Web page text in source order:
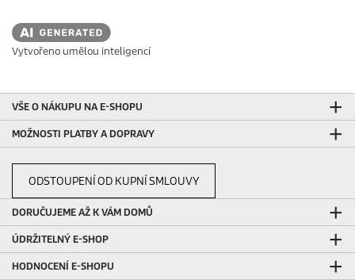
Vytvořeno umělou inteligencí
VŠE O NÁKUPU NA E-SHOPU
MOŽNOSTI PLATBY A DOPRAVY
ODSTOUPENÍ OD KUPNÍ SMLOUVY
DORUČUJEME AŽ K VÁM DOMŮ
ÚDRŽITELNÝ E-SHOP
HODNOCENÍ E-SHOPU